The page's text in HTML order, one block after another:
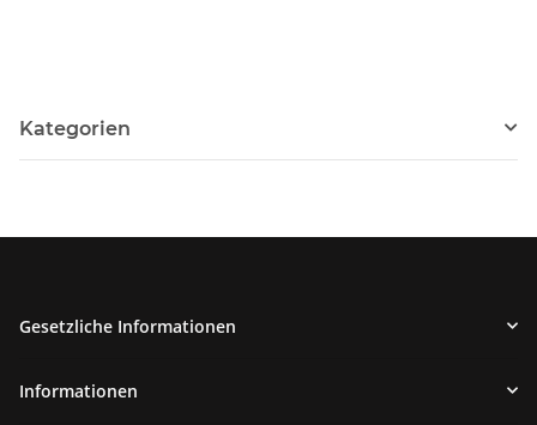
Kategorien
Gesetzliche Informationen
Informationen